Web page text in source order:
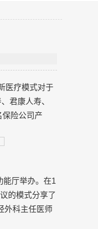
医疗模式对于
君康人寿、
险公司产
能厅举办。在1
的模式分享了
外科主任医师